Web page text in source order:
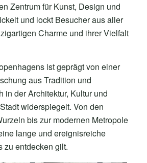
Zentrum für Kunst, Design und
und lockt Besucher aus aller
Charme und ihrer Vielfalt
ist geprägt von einer
aus Tradition und
in der Architektur, Kultur und
widerspiegelt. Von den
bis zur modernen Metropole
lange und ereignisreiche
zu entdecken gilt.